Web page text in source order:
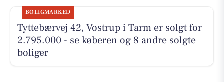
BOLIGMARKED
Tyttebærvej 42, Vostrup i Tarm er solgt for
2.795.000 - se køberen og 8 andre solgte
boliger